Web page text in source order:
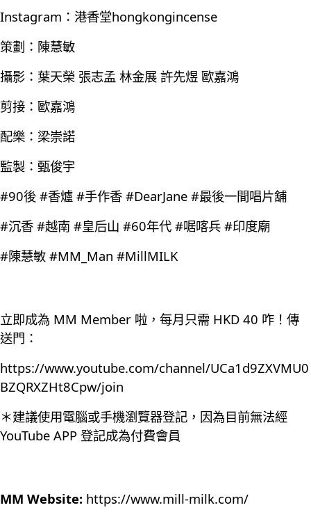
Instagram：港香堂hongkongincense
策劃：陳慧敏
攝影：葉天榮 張志孟 林金展 許先煜 歐嘉鴻
剪接：歐嘉鴻
配樂：梁崇諾
監製：甄俊宇
#90後 #香爐 #手作香 #DearJane #最後一間唱片舖
#沉香 #越南 #皇后山 #60年代 #啹喀兵 #印度廟
#陳慧敏 #MM_Man #MillMILK
立即成為 MM Member 啦，每月只需 HKD 40 咋！傳
送門：
https://www.youtube.com/channel/UCa1d9ZXVMU0
BZQRXZHt8Cpw/join
＊建議使用電腦或手機瀏覽器登記，因為目前無法經
YouTube APP 登記成為付費會員
MM Website: https://www.mill-milk.com/